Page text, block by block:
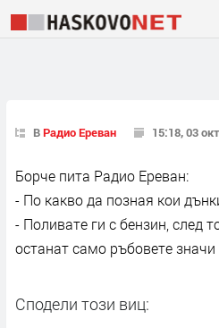
ВРадио Ереван 15:18, 03
Борче пита Радио Ереван:
- По какво да позная кои
- Поливате ги с бензин, след
останат само ръбовете
Сподели този виц: